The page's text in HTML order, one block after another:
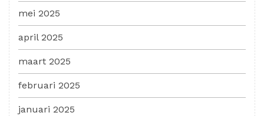
mei 2025
april 2025
maart 2025
februari 2025
januari 2025